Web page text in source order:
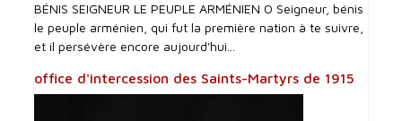
BÉNIS SEIGNEUR LE PEUPLE ARMÉNIEN O Seigneur, bénis
le peuple arménien, qui fut la première nation à te suivre,
et il persévère encore aujourd'hui...
office d'intercession des Saints-Martyrs de 1915